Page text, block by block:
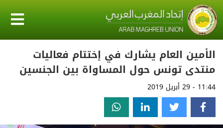
الأمين العام يشارك في إختتام فعاليات
منتدى تونس حول المساواة بين الجنسين
11:44 - 29 أبريل 2019